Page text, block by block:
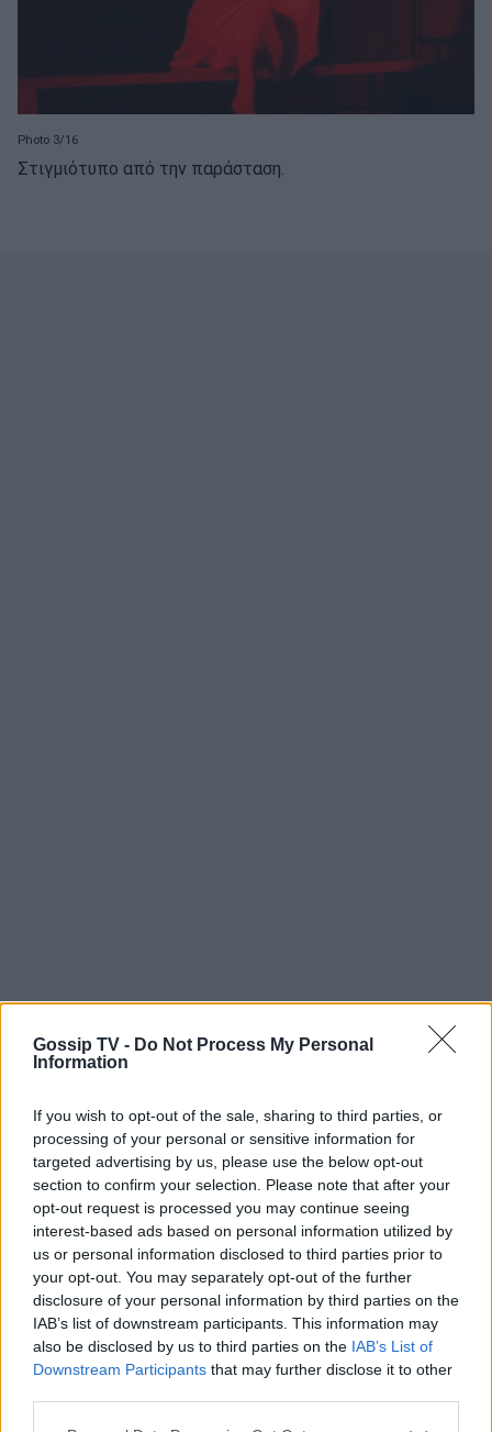
Gossip TV - Do Not Process My Personal
Information
If you wish to opt-out of the sale, sharing to third parties, or
processing of your personal or sensitive information for
targeted advertising by us, please use the below opt-out
section to confirm your selection. Please note that after your
opt-out request is processed you may continue seeing
interest-based ads based on personal information utilized by
us or personal information disclosed to third parties prior to
your opt-out. You may separately opt-out of the further
disclosure of your personal information by third parties on the
IAB’s list of downstream participants. This information may
also be disclosed by us to third parties on the IAB’s List of
Downstream Participants that may further disclose it to other
Photo 3/16
Στιγμιότυπο από την παράσταση.
Photo 4/16
Στιγμιότυπο μετά την παράσταση.